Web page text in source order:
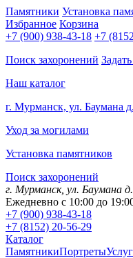
Памятники Установка
Избранное Корзина
+7 (900) 938-43-18 +7
Поиск захоронений
Наш каталог
г. Мурманск, ул. Баумана
Уход за могилами
Установка памятников
Поиск захоронений
г. Мурманск, ул. Баумана
Ежедневно с 10:00 до
+7 (900) 938-43-18
+7 (8152) 20-56-29
Каталог
ПамятникиПортреты